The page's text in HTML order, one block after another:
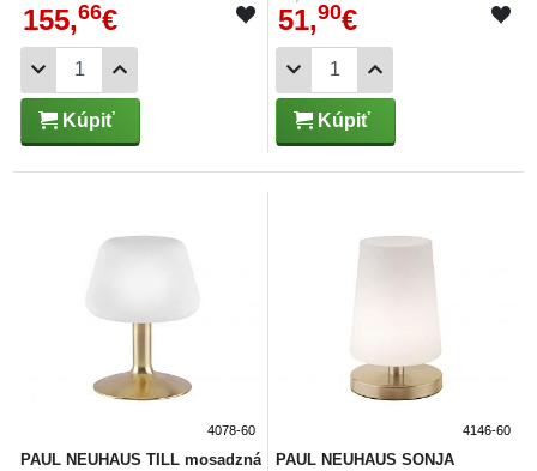
155,66€
Kúpiť
51,90€
Kúpiť
4078-60
PAUL NEUHAUS TILL mosadzná
4146-60
PAUL NEUHAUS SONJA